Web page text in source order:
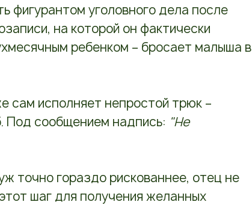
фигурантом уголовного дела после
на которой он фактически
ребенком – бросает малыша в
сам исполняет непростой трюк –
Под сообщением надпись: "Не
точно гораздо рискованнее, отец не
шаг для получения желанных